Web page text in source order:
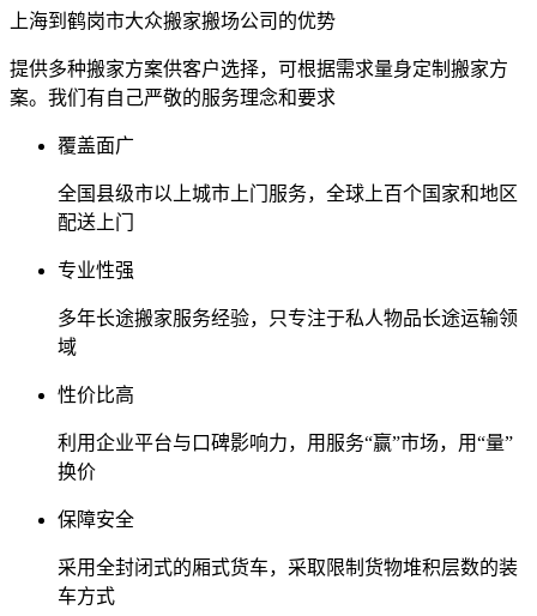
上海到鹤岗市大众搬家搬场公司的优势
提供多种搬家方案供客户选择，可根据需求量身定制搬家方
案。我们有自己严敬的服务理念和要求
覆盖面广
全国县级市以上城市上门服务，全球上百个国家和地区
配送上门
专业性强
多年长途搬家服务经验，只专注于私人物品长途运输领
域
性价比高
利用企业平台与口碑影响力，用服务“赢”市场，用“量”
换价
保障安全
采用全封闭式的厢式货车，采取限制货物堆积层数的装
车方式